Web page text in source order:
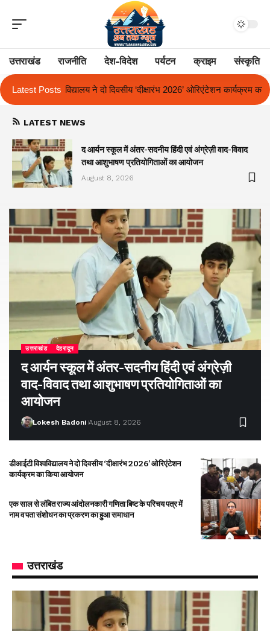
उत्तराखंड राजनीति देश-विदेश पर्यटन क्राइम संस्कृति
Latest Posts
‘दीक्षारंभ 2026’ ओरिएंटेशन कार्यक्रम का किया आयोजन एक साल से लंबित
LATEST NEWS
द आर्यन स्कूल में अंतर-सदनीय हिंदी एवं अंग्रेज़ी वाद-विवाद
तथा आशुभाषण प्रतियोगिताओं का आयोजन
August 8, 2026
उत्तराखंड देहरादून
द आर्यन स्कूल में अंतर-सदनीय हिंदी एवं अंग्रेज़ी
वाद-विवाद तथा आशुभाषण प्रतियोगिताओं का
आयोजन
Lokesh Badoni August 8, 2026
डीआईटी विश्वविद्यालय ने दो दिवसीय ‘दीक्षारंभ 2026’ ओरिएंटेशन
कार्यक्रम का किया आयोजन
एक साल से लंबित राज्य आंदोलनकारी गणिता बिष्ट के परिचय पत्र में
नाम व पता संशोधन का प्रकरण का हुआ समाधान
उत्तराखंड